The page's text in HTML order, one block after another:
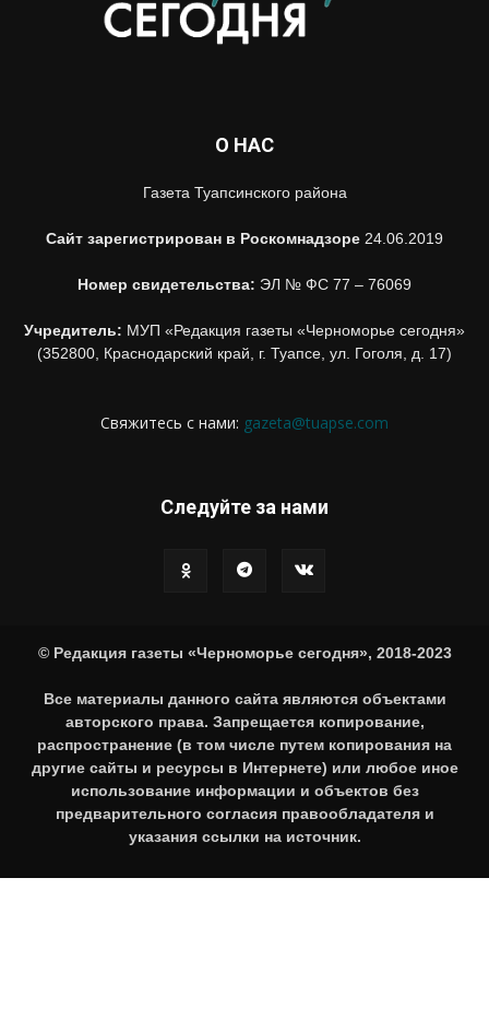
О НАС
Газета Туапсинского района
Сайт зарегистрирован в Роскомнадзоре 24.06.2019
Номер свидетельства: ЭЛ № ФС 77 – 76069
Учредитель: МУП «Редакция газеты «Черноморье сегодня»
(352800, Краснодарский край, г. Туапсе, ул. Гоголя, д. 17)
Свяжитесь с нами: gazeta@tuapse.com
Следуйте за нами
© Редакция газеты «Черноморье сегодня», 2018-2023
Все материалы данного сайта являются объектами
авторского права. Запрещается копирование,
распространение (в том числе путем копирования на
другие сайты и ресурсы в Интернете) или любое иное
использование информации и объектов без
предварительного согласия правообладателя и
указания ссылки на источник.